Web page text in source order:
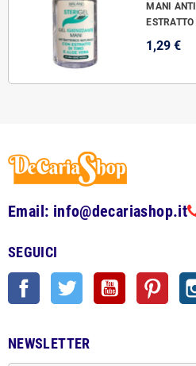
MANI
1,29 €
Email: info@decariashop.it
SEGUICI
Facebook Twitter YouTube
NEWSLETTER